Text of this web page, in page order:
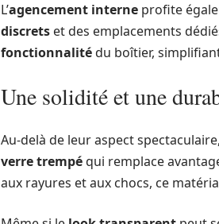
L’agencement interne profite
discrets et des emplacements
fonctionnalitédu boîtier,
Une solidité et une
Au-delà de leur aspect
verre trempéqui remplace
aux rayures et aux chocs, ce